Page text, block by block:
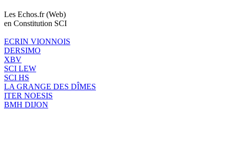
Les Echos.fr (Web)
en Constitution SCI
ECRIN VIONNOIS
DERSIMO
XBV
SCI LEW
SCI HS
LA GRANGE DES DÎMES
ITER NOESIS
BMH DIJON